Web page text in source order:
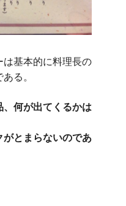
は基本的に料理長の
る。
何が出てくるかは
がとまらないのであ